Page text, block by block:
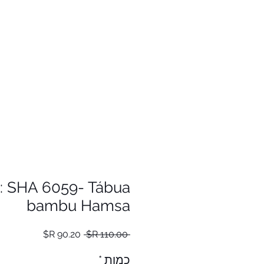
SHA 6059- Tábua
bambu Hamsa
‏110.00 ‏R$
מחיר
מחיר
כמות *